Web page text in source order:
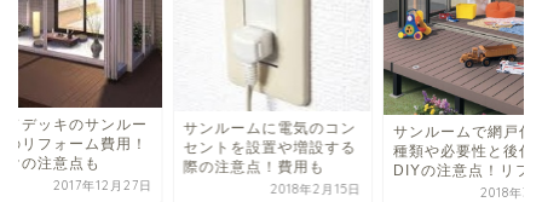
ンルームに電気のコン
ントを設置や増設する
の注意点！費用も
2018年2月15日
サンルームで網戸付きの
種類や必要性と後付けで
DIYの注意点！リフォ...
2018年3月12日
ウッドデッキの
ムへのリフォー
後付けの注意点も
2017年